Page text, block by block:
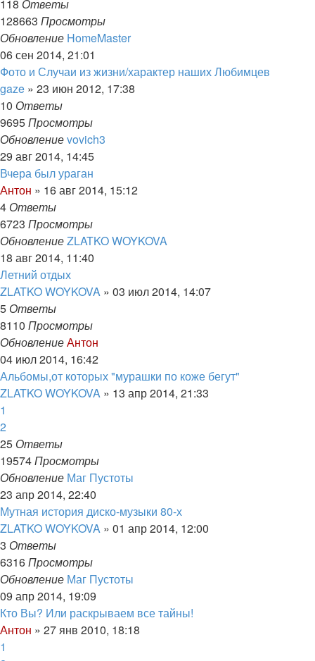
118 Ответы
128663 Просмотры
Обновление HomeMaster
06 сен 2014, 21:01
Фото и Случаи из жизни/характер наших Любимцев
gaze » 23 июн 2012, 17:38
10 Ответы
9695Просмотры
Обновлениеvovich3
29 авг 2014, 14:45
Вчера был ураган
Антон » 16 авг 2014, 15:12
4 Ответы
6723 Просмотры
ОбновлениеZLATKO WOYKOVA
18 авг 2014, 11:40
Летний отдых
ZLATKO WOYKOVA » 03 июл 2014, 14:07
5 Ответы
8110 Просмотры
ОбновлениеАнтон
04 июл 2014, 16:42
Альбомы,от которых "мурашки по коже бегут"
ZLATKO WOYKOVA » 13 апр 2014, 21:33
1
2
25 Ответы
19574Просмотры
Обновление Маг Пустоты
23 апр 2014, 22:40
Мутная история диско-музыки 80-х
ZLATKO WOYKOVA » 01 апр 2014, 12:00
3 Ответы
6316Просмотры
Обновление Маг Пустоты
09 апр 2014, 19:09
Кто Вы? Или раскрываем все тайны!
Антон » 27 янв 2010, 18:18
1